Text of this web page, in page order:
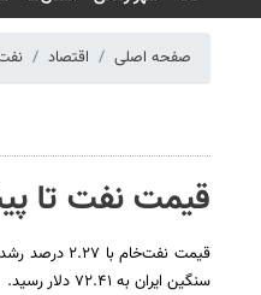
صفحه اصلی اقتصاد
قیمت نفت تا پیش از
سنگین ایران به ۷۲.۴۱ دلار رسید.‌